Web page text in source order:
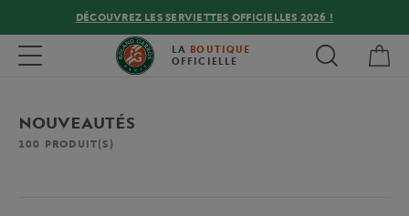
DÉCOUVREZ LES SERVIETTES OFFICIELLES 2026 !
Toggle navigation LA BOUTIQUE
OFFICIELLE
NOUVEAUTÉS
100 PRODUIT(S)